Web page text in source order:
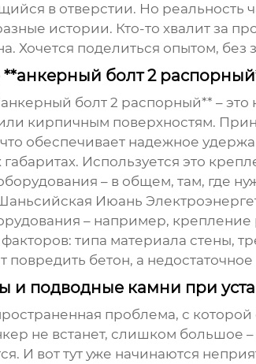
в отверстии. Но реальность
истории. Кто-то хвалит за
Хочется поделиться опытом,
**анкерный болт 2
болт 2 распорный** –
кирпичным поверхностям.
что обеспечивает надежное
Используется это
– в общем, там, где
Июань
– например,
типа материала стены,
повредить бетон, а
и подводные камни при
проблема, с
не встанет, слишком большое
И вот тут уже начинаются